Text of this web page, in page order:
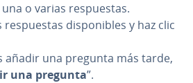
o varias re­s­pue­s­tas.
re­s­pue­s­tas di­s­po­ni­bles y haz clic
añadir una pregunta más tarde,
una pregunta”.